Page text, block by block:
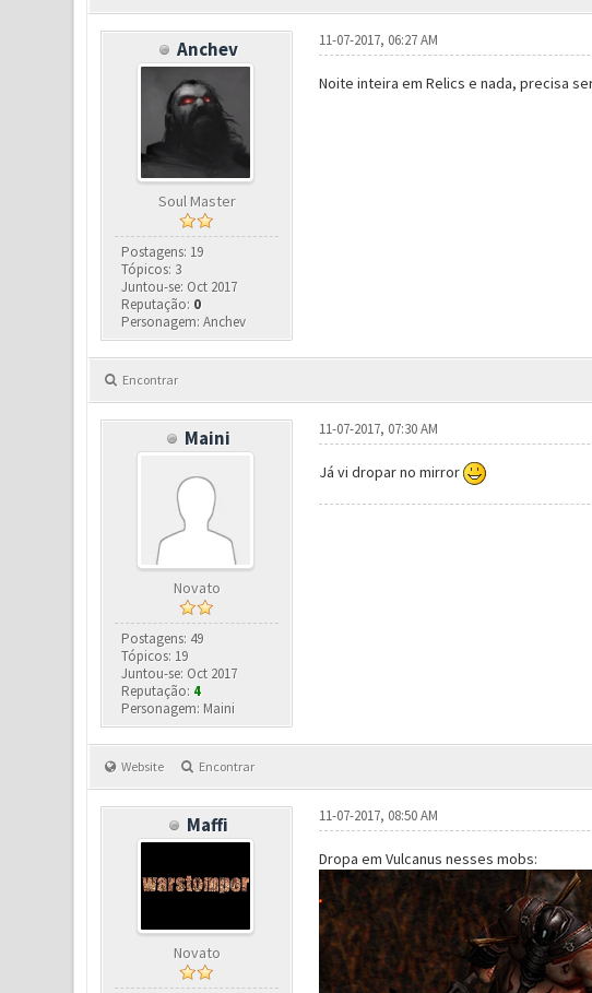
Anchev
Soul Master
Postagens: 19
Tópicos: 3
Juntou-se: Oct 2017
Reputação: 0
Personagem: Anchev
11-07-2017, 06:27 AM
Noite inteira em Relics e nada, precisa
Encontrar
Maini
Novato
Postagens: 49
Tópicos: 19
Juntou-se: Oct 2017
Reputação: 4
Personagem: Maini
11-07-2017, 07:30 AM
Já vi dropar no mirror
Website Encontrar
Maffi
Novato
11-07-2017, 08:50 AM
Dropa em Vulcanus nesses mobs: